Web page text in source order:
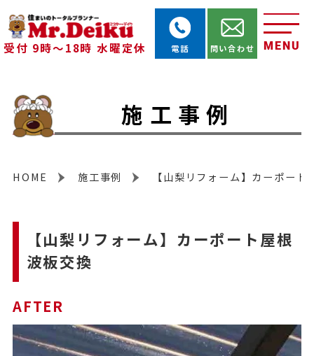
受付 9時～18時 水曜定休 MENU
電話 問い合わせ
施工事例
HOME 施工事例 【山梨リフォーム】カーポート
【山梨リフォーム】カーポート屋根
波板交換
AFTER